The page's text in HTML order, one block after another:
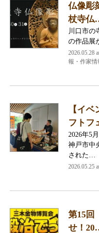
仏像彫
杖寺
川口市の
の作品展
2026.05.28
報・作家情
【イ
フト
2026年5
神戸市中
された…
2026.05.25
第15回
せ！